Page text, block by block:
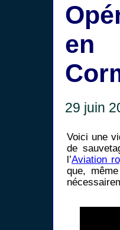
29 juin
Voici une
de
l’Aviation
que,